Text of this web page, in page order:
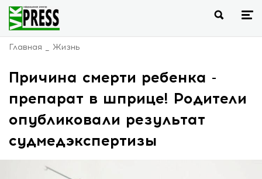
Главная Жизнь
Причина смерти ребенка -
препарат в шприце! Родители
опубликовали результат
судмедэкспертизы